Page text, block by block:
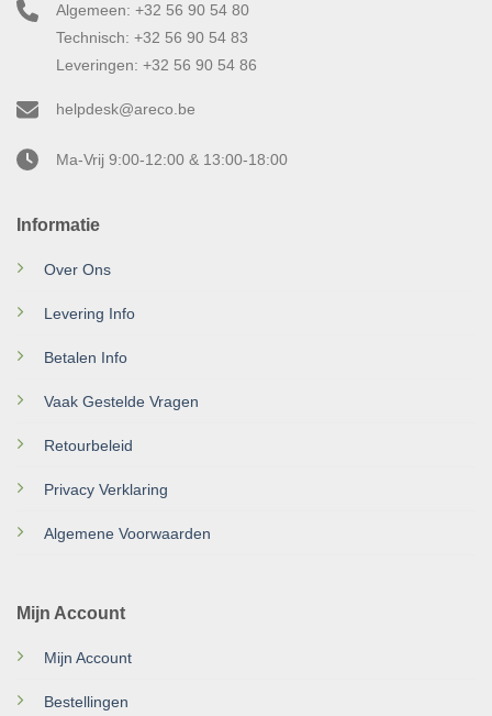
Informatie
Over Ons
Levering Info
Betalen Info
Vaak Gestelde Vragen
Retourbeleid
Privacy Verklaring
Algemene Voorwaarden
Mijn Account
Mijn Account
Bestellingen
Algemeen: +32 56 90 54 80
Technisch: +32 56 90 54 83
Leveringen: +32 56 90 54 86
helpdesk@areco.be
Ma-Vrij 9:00-12:00 & 13:00-18:00